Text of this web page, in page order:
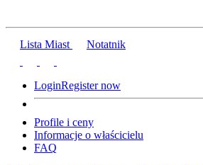
Lista Miast Notatnik
LoginRegister now
Profile i ceny
Informacje o właścicielu
FAQ